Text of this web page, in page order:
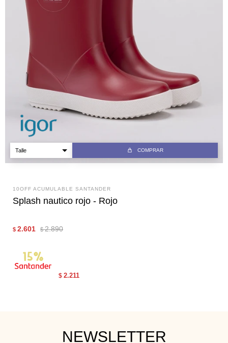
COMPRAR
10OFF ACUMULABLE SANTANDER
Splash nautico rojo - Rojo
$ 2.601 $ 2.890
$ 2.211
NEWSLETTER